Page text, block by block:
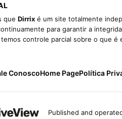
que Dirrix é um site totalmente
para garantir a
controle parcial sobre o que
ConoscoHome PagePolítica
Published and